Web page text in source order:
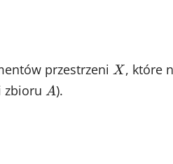
przestrzeni X
X , które
zbioru A
A).